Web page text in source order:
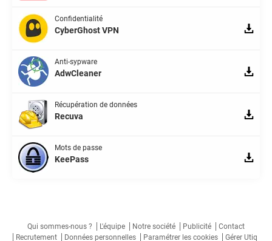
Confidentialité
CyberGhost VPN
Anti-sypware
AdwCleaner
Récupération de données
Recuva
Mots de passe
KeePass
Qui sommes-nous ? L'équipe Notre société Publicité
Contact
Recrutement
Données personnelles Paramétrer les cookies Gérer Utiq